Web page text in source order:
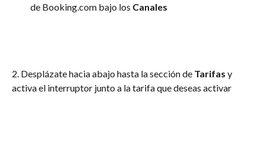
de Booking.com bajo los Canales
2. Desplázate hacia abajo hasta la sección de Tarifas y
activa el interruptor junto a la tarifa que deseas activar